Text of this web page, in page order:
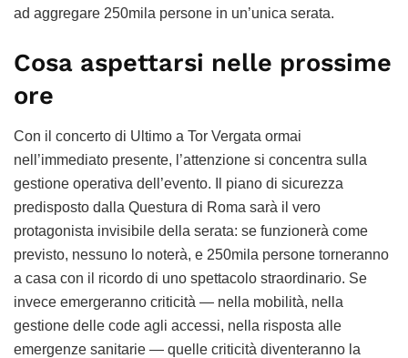
ad aggregare 250mila persone in un’unica serata.
Cosa aspettarsi nelle prossime
ore
Con il concerto di Ultimo a Tor Vergata ormai
nell’immediato presente, l’attenzione si concentra sulla
gestione operativa dell’evento. Il piano di sicurezza
predisposto dalla Questura di Roma sarà il vero
protagonista invisibile della serata: se funzionerà come
previsto, nessuno lo noterà, e 250mila persone torneranno
a casa con il ricordo di uno spettacolo straordinario. Se
invece emergeranno criticità — nella mobilità, nella
gestione delle code agli accessi, nella risposta alle
emergenze sanitarie — quelle criticità diventeranno la